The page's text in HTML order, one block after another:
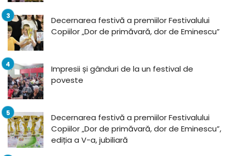
Decernarea festivă a premiilor Festivalului
Copiilor „Dor de primăvară, dor de Eminescu”
Impresii și gânduri de la un festival de
poveste
Decernarea festivă a premiilor Festivalului
Copiilor „Dor de primăvară, dor de Eminescu”,
ediția a V-a, jubiliară